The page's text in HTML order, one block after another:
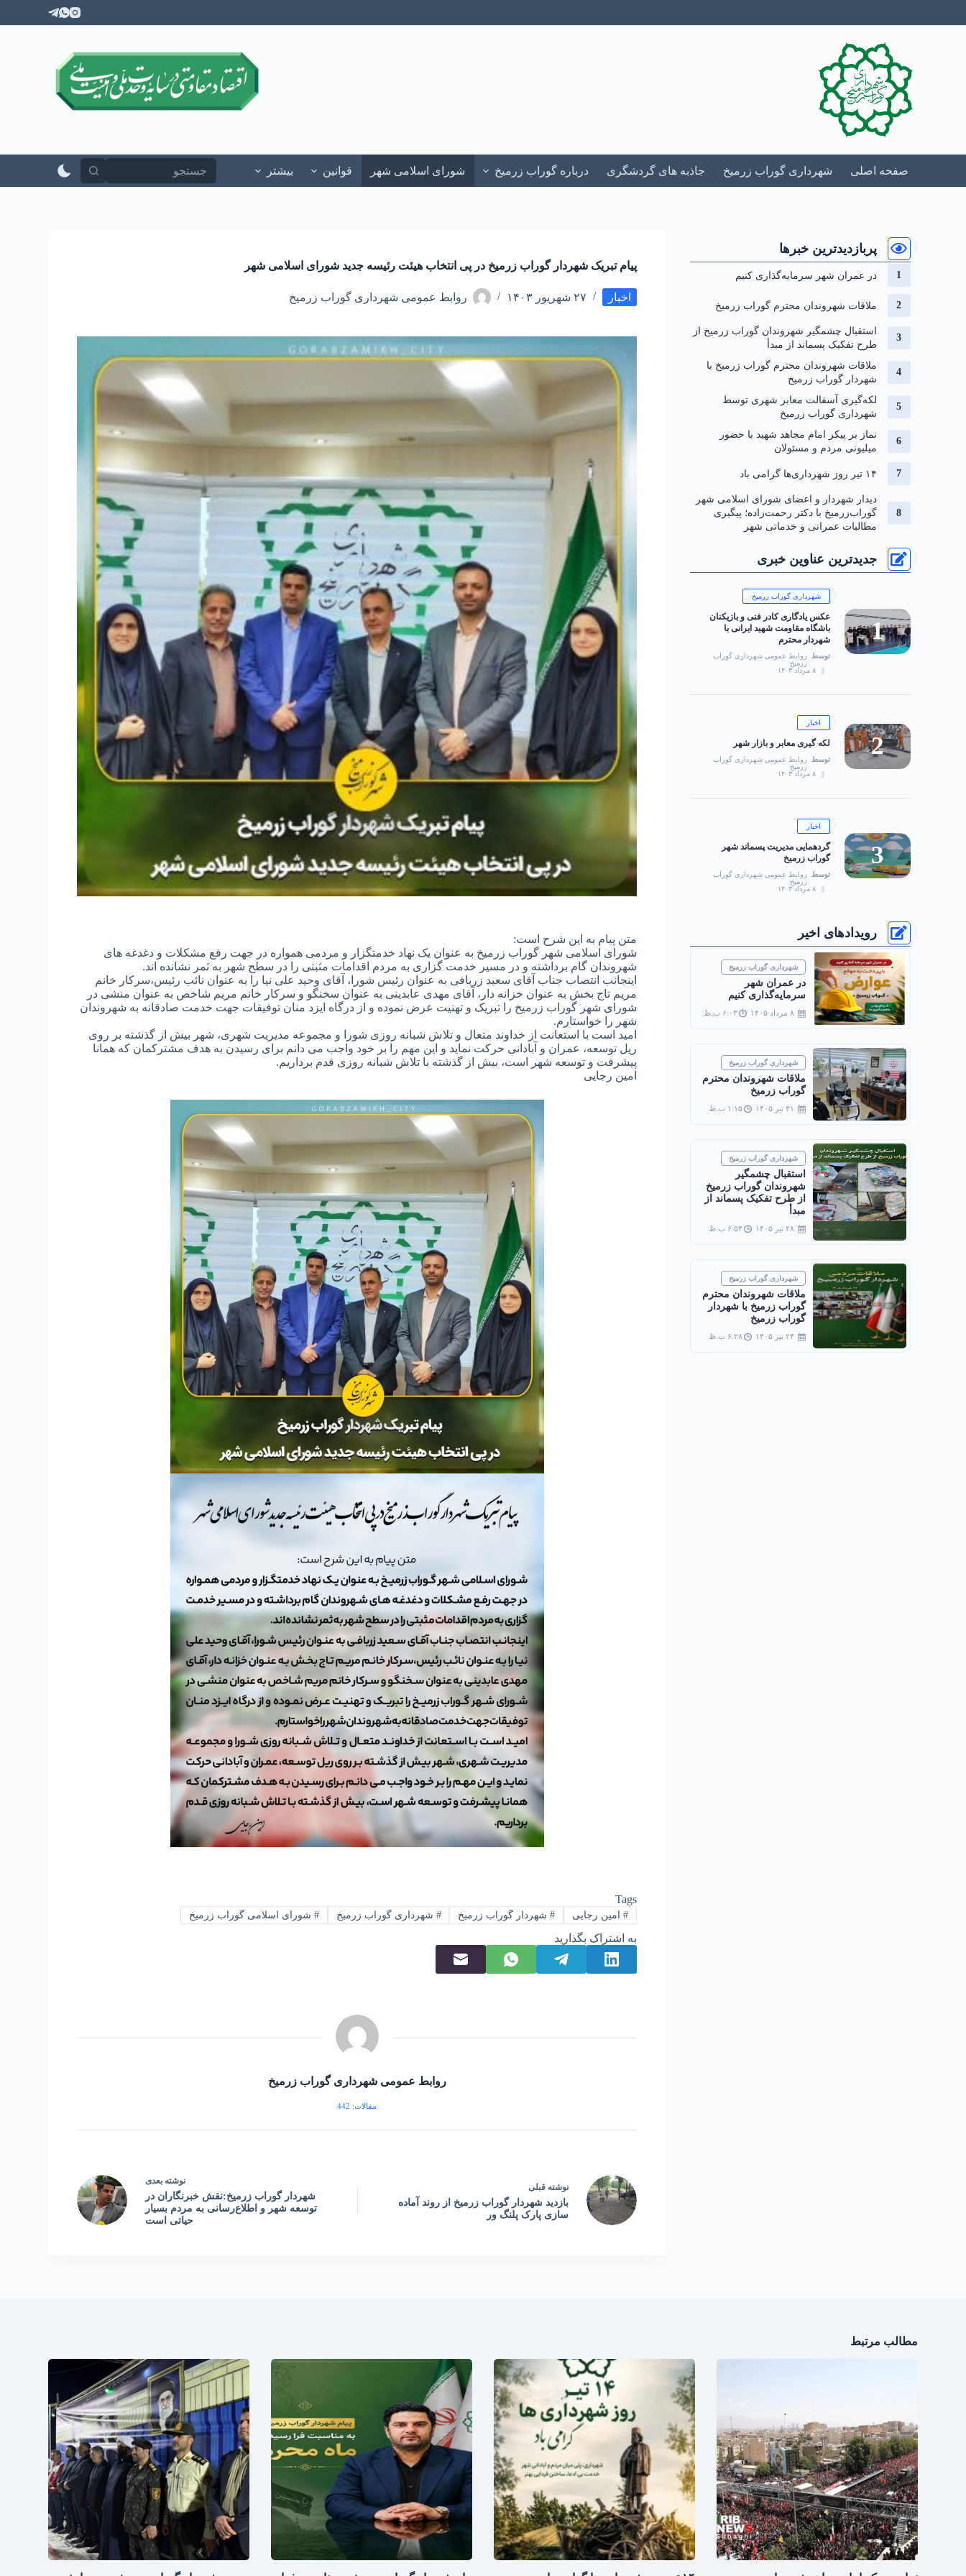
ر
صفحه اصلی شهرداری گوراب زرمیخ جاذبه های گردشگری درباره گوراب زرمیخ شورای اسلامی شهر قوانین بیشتر
پیام تبریک شهردار گوراب زرمیخ در پی انتخاب هیئت رئیسه جدید شورای اسلامی شهر
اخبار ۲۷ شهریور ۱۴۰۳ روابط عمومی شهرداری گوراب زرمیخ
متن پیام به این شرح است:
شورای اسلامی شهر گوراب زرمیخ به عنوان یک نهاد خدمتگزار و مردمی همواره در جهت رفع مشکلات و دغدغه های
شهروندان گام برداشته و در مسیر خدمت گزاری به مردم اقدامات مثبتی را در سطح شهر به ثمر نشانده اند.
اینجانب انتصاب جناب آقای سعید زربافی به عنوان رئیس شورا، آقای وحید علی نیا را به عنوان نائب رئیس،سرکار خانم
مریم تاج بخش به عنوان خزانه دار، آقای مهدی عابدینی به عنوان سخنگو و سرکار خانم مریم شاخص به عنوان منشی در
شورای شهر گوراب زرمیخ را تبریک و تهنیت عرض نموده و از درگاه ایزد منان توفیقات جهت خدمت صادقانه به شهروندان
شهر را خواستارم.
امید است با استعانت از خداوند متعال و تلاش شبانه روزی شورا و مجموعه مدیریت شهری، شهر بیش از گذشته بر روی
ریل توسعه، عمران و آبادانی حرکت نماید و این مهم را بر خود واجب می دانم برای رسیدن به هدف مشترکمان که همانا
پیشرفت و توسعه شهر است، بیش از گذشته با تلاش شبانه روزی قدم برداریم.
امین رجایی
Tags
#امین رجایی #شهردار گوراب زرمیخ # شهرداری گوراب زرمیخ # شورای اسلامی گوراب زرمیخ
به اشتراک بگذارید
روابط عمومی شهرداری گوراب زرمیخ
مقالات: 442
نوشته قبلی
بازدید شهردار گوراب زرمیخ از روند آماده
سازی پارک پلنگ ور
نوشته بعدی
شهردار گوراب زرمیخ:نقش خبرنگاران در
توسعه شهر و اطلاع‌رسانی به مردم بسیار
حیاتی است
پربازدیدترین خبرها
در عمران شهر سرمایه‌گذاری کنیم
ملاقات شهروندان محترم گوراب زرمیخ
استقبال چشمگیر شهروندان گوراب زرمیخ از
طرح تفکیک پسماند از مبدأ
ملاقات شهروندان محترم گوراب زرمیخ با
شهردار گوراب زرمیخ
لکه‌گیری آسفالت معابر شهری توسط
شهرداری گوراب زرمیخ
نماز بر پیکر امام مجاهد شهید با حضور
میلیونی مردم و مسئولان
۱۴ تیر روز شهرداری‌ها گرامی باد
دیدار شهردار و اعضای شورای اسلامی شهر
گوراب‌زرمیخ با دکتر رحمت‌زاده؛ پیگیری
مطالبات عمرانی و خدماتی شهر
جدیدترین عناوین خبری
شهرداری گوراب زرمیخ
عکس یادگاری کادر فنی و بازیکنان
باشگاه مقاومت شهید ایرانی با
شهردار محترم
توسط
روابط عمومی شهرداری گوراب
زرمیخ
۸ مرداد ۱۴۰۳
اخبار
لکه گیری معابر و بازار شهر
توسط
روابط عمومی شهرداری گوراب
زرمیخ
۸ مرداد ۱۴۰۳
اخبار
گردهمایی مدیریت پسماند شهر
گوراب زرمیخ
توسط
روابط عمومی شهرداری گوراب
زرمیخ
۸ مرداد ۱۴۰۳
رویدادهای اخیر
شهرداری گوراب زرمیخ
در عمران شهر
سرمایه‌گذاری کنیم
۸ مرداد ۱۴۰۵ ۶:۰۳ ب.ظ
شهرداری گوراب زرمیخ
ملاقات شهروندان محترم
گوراب زرمیخ
۳۱ تیر ۱۴۰۵ ۱:۱۵ ب.ظ
شهرداری گوراب زرمیخ
استقبال چشمگیر
شهروندان گوراب زرمیخ
از طرح تفکیک پسماند از
مبدأ
۲۸ تیر ۱۴۰۵ ۶:۵۳ ب.ظ
شهرداری گوراب زرمیخ
ملاقات شهروندان محترم
گوراب زرمیخ با شهردار
گوراب زرمیخ
۲۴ تیر ۱۴۰۵ ۶:۲۸ ب.ظ
مطالب مرتبط